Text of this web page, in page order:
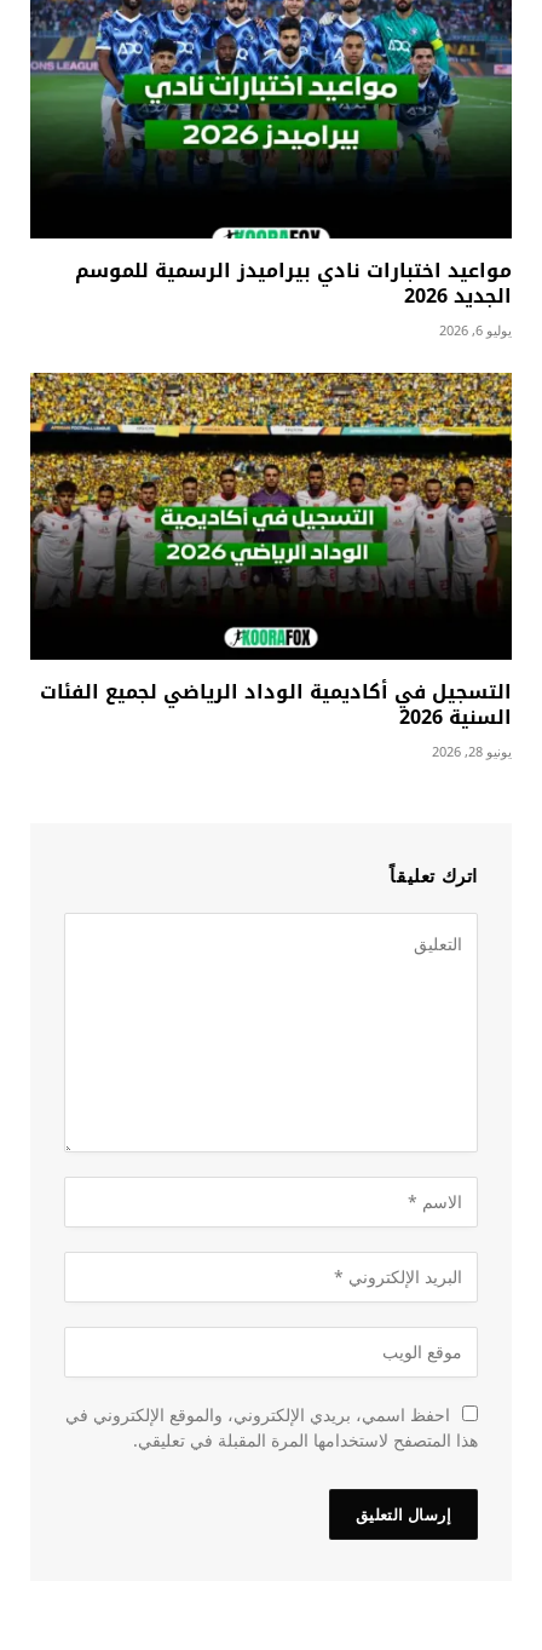
مواعيد اختبارات نادي بيراميدز الرسمية للموسم
الجديد 2026
يوليو 6, 2026
التسجيل في أكاديمية الوداد الرياضي لجميع الفئات
السنية 2026
يونيو 28, 2026
اترك تعليقاً
احفظ اسمي، بريدي الإلكتروني، والموقع الإلكتروني في
هذا المتصفح لاستخدامها المرة المقبلة في تعليقي.